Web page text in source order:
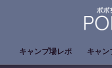
キャンプ場レポ キャン